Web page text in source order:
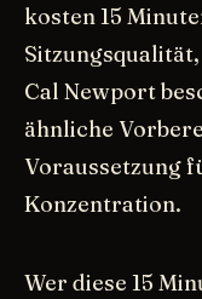
kosten 15
Cal Newport
ähnliche
Voraussetzung
Konzentration.
Wer diese 15